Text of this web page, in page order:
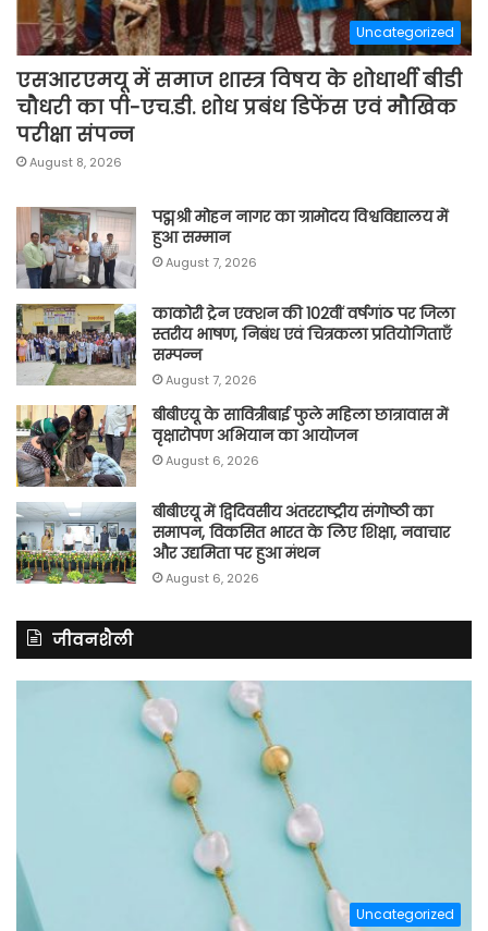
Uncategorized
एसआरएमयू में समाज शास्त्र विषय के शोधार्थी बीडी
चौधरी का पी-एच.डी. शोध प्रबंध डिफेंस एवं मौखिक
परीक्षा संपन्न
August 8, 2026
पद्मश्री मोहन नागर का ग्रामोदय विश्वविद्यालय में
हुआ सम्मान
August 7, 2026
काकोरी ट्रेन एक्शन की 102वीं वर्षगांठ पर जिला
स्तरीय भाषण, निबंध एवं चित्रकला प्रतियोगिताएँ
सम्पन्न
August 7, 2026
बीबीएयू के सावित्रीबाई फुले महिला छात्रावास में
वृक्षारोपण अभियान का आयोजन
August 6, 2026
बीबीएयू में द्विदिवसीय अंतरराष्ट्रीय संगोष्ठी का
समापन, विकसित भारत के लिए शिक्षा, नवाचार
और उद्यमिता पर हुआ मंथन
August 6, 2026
जीवनशैली
Uncategorized